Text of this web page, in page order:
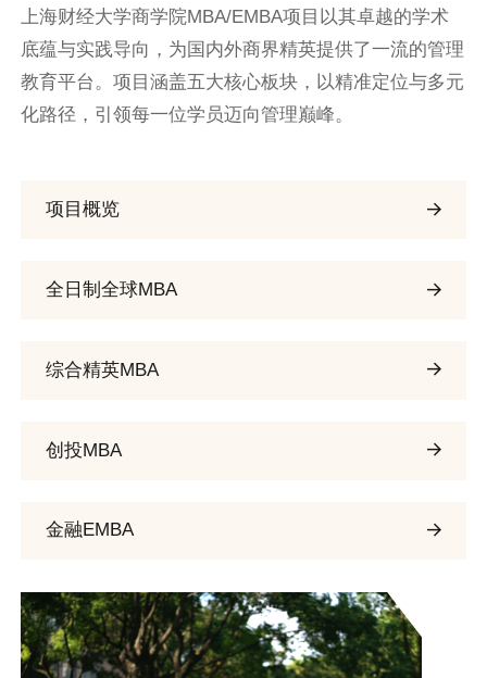
上海财经大学商学院MBA/EMBA项目以其卓越的学术
底蕴与实践导向，为国内外商界精英提供了一流的管理
教育平台。项目涵盖五大核心板块，以精准定位与多元
化路径，引领每一位学员迈向管理巅峰。
项目概览
全日制全球MBA
综合精英MBA
创投MBA
金融EMBA